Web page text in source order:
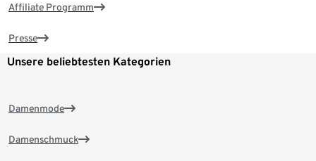
Affiliate Programm
Presse
Unsere beliebtesten Kategorien
Damenmode
Damenschmuck